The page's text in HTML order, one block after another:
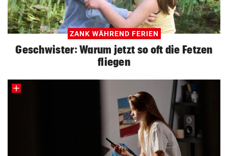
ZANK WÄHREND FERIEN
Geschwister: Warum jetzt so oft die Fetzen
fliegen